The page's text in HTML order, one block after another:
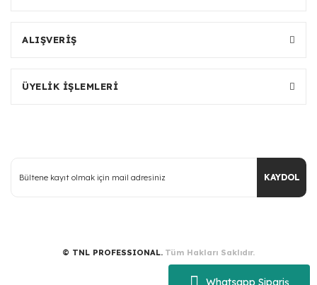
Whatsapp Sipariş
ALIŞVERİŞ
ÜYELİK İŞLEMLERİ
KAYDOL
© TNL PROFESSIONAL. Tüm Hakları Saklıdır.